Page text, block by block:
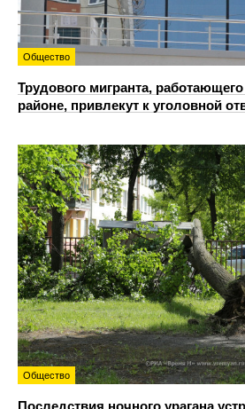
Общество
Трудового мигранта,
районе, привлекут к уголовной
Общество
Последствия ночного урагана